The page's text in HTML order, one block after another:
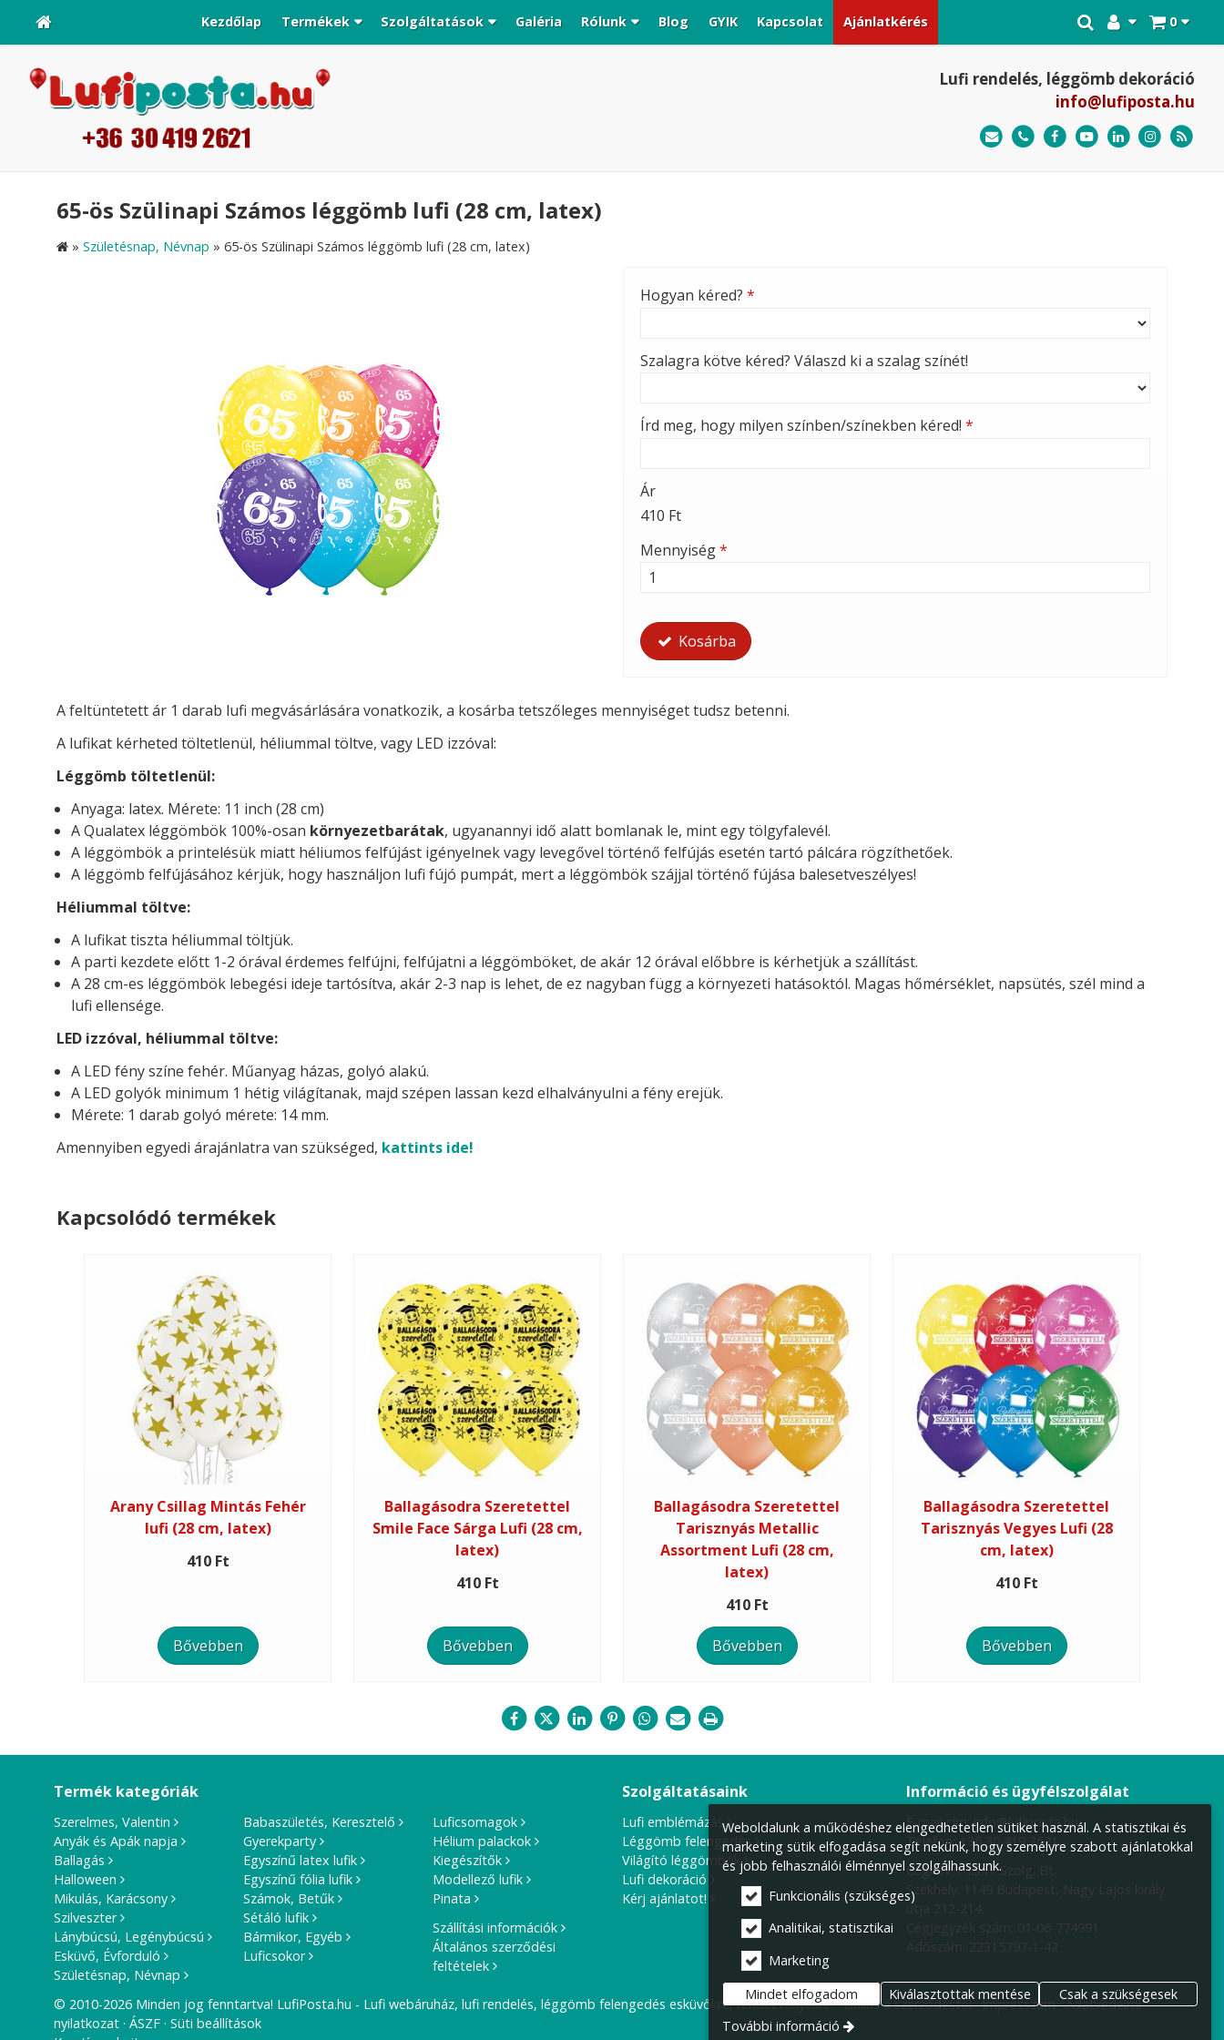
0
Kezdőlap Termékek Szolgáltatások Galéria Rólunk Blog GYIK Kapcsolat Ajánlatkérés
Lufi rendelés, léggömb dekoráció
info@lufiposta.hu
65-ös Szülinapi Számos léggömb lufi (28 cm, latex)
» Születésnap, Névnap » 65-ös Szülinapi Számos léggömb lufi (28 cm, latex)
Hogyan kéred? *
Szalagra kötve kéred? Válaszd ki a szalag színét!
Írd meg, hogy milyen színben/színekben kéred! *
Ár
410 Ft
Mennyiség*
Kosárba
A feltüntetett ár 1 darab lufi megvásárlására vonatkozik, a kosárba tetszőleges mennyiséget tudsz betenni.
A lufikat kérheted töltetlenül, héliummal töltve, vagy LED izzóval:
Léggömb töltetlenül:
Anyaga: latex. Mérete: 11 inch (28 cm)
A Qualatex léggömbök 100%-osan környezetbarátak, ugyanannyi idő alatt bomlanak le, mint egy tölgyfalevél.
A léggömbök a printelésük miatt héliumos felfújást igényelnek vagy levegővel történő felfújás esetén tartó pálcára rögzíthetőek.
A léggömb felfújásához kérjük, hogy használjon lufi fújó pumpát, mert a léggömbök szájjal történő fújása balesetveszélyes!
Héliummal töltve:
A lufikat tiszta héliummal töltjük.
A parti kezdete előtt 1-2 órával érdemes felfújni, felfújatni a léggömböket, de akár 12 órával előbbre is kérhetjük a szállítást.
A 28 cm-es léggömbök lebegési ideje tartósítva, akár 2-3 nap is lehet, de ez nagyban függ a környezeti hatásoktól. Magas hőmérséklet, napsütés, szél mind a
lufi ellensége.
LED izzóval, héliummal töltve:
A LED fény színe fehér. Műanyag házas, golyó alakú.
A LED golyók minimum 1 hétig világítanak, majd szépen lassan kezd elhalványulni a fény erejük.
Mérete: 1 darab golyó mérete: 14 mm.
Amennyiben egyedi árajánlatra van szükséged, kattints ide!
Kapcsolódó termékek
Arany Csillag Mintás Fehér
lufi (28 cm, latex)
410 Ft
Bővebben
Ballagásodra Szeretettel
Smile Face Sárga Lufi (28 cm,
latex)
410 Ft
Bővebben
Ballagásodra Szeretettel
Tarisznyás Metallic
Assortment Lufi (28 cm,
latex)
410 Ft
Bővebben
Ballagásodra Szeretettel
Tarisznyás Vegyes Lufi (28
cm, latex)
410 Ft
Bővebben
Termék kategóriák
Szerelmes, Valentin
Anyák és Apák napja
Ballagás
Halloween
Mikulás, Karácsony
Szilveszter
Lánybúcsú, Legénybúcsú
Esküvő, Évforduló
Születésnap, Névnap
Babaszületés, Keresztelő
Gyerekparty
Egyszínű latex lufik
Egyszínű fólia lufik
Számok, Betűk
Sétáló lufik
Bármikor, Egyéb
Luficsokor
Luficsomagok
Hélium palackok
Kiegészítők
Modellező lufik
Pinata
Szállítási információk
Általános szerződési
feltételek
Szolgáltatásaink
Lufi emblémázás
Léggömb felengedés
Világító léggömbök
Lufi dekoráció
Kérj ajánlatot!
Információ és ügyfélszolgálat
E-mail cím:info@lufiposta.hu
Telefon:+36 30 419 2621
Cégnév: F.I.S.H. Szolg. Bt.
Székhely: 1149 Budapest, Nagy Lajos király
útja 212-214.
Cégjegyzék szám: 01-06-774991
Adószám: 22315797-1-42
© 2010-2026 Minden jog fenntartva! LufiPosta.hu - Lufi webáruház, lufi rendelés, léggömb felengedés esküvőkre, rendezvényekre. Elállás a szerződéstől Impresszum Adatvédelmi
nyilatkozat ÁSZF Süti beállítások
Weboldalunk a működéshez elengedhetetlen sütiket használ. A statisztikai és
marketing sütik elfogadása segít nekünk, hogy személyre szabott ajánlatokkal
és jobb felhasználói élménnyel szolgálhassunk.
Funkcionális (szükséges)
Analitikai, statisztikai
Marketing
Mindet elfogadom
Kiválasztottak mentése
Csak a szükségesek
További információ